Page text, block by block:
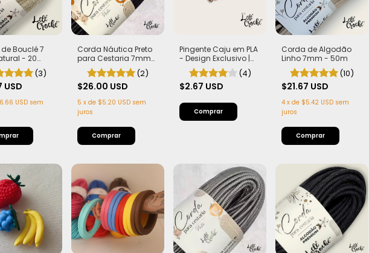
Bouclé 7
- 20
| Exclusiva Lelê
| Leve,
e com
(3)
USD
USD sem
Corda Náutica Preto
para Cestaria 7mm
com Alma - Firme,
Leve e Estruturada |
50 metros
(2)
$26.00 USD
5 x de $5.20 USD sem
juros
Pingente Caju em PLA
- Design Exclusivo |
Artesanal e Autêntico
(4)
$2.67 USD
Corda de Algodão
Linho 7mm - 50m
(10)
$21.67 USD
4 x de $5.42 USD sem
juros